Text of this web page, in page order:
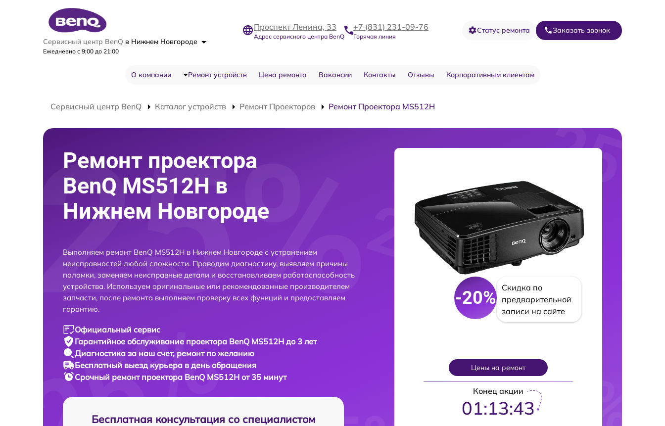
Сервисный центр BenQ в Нижнем Новгороде
Ежедневно с 9:00 до 21:00
Проспект Ленина, 33
Адрес сервисного центра BenQ
+7 (831) 231-09-76
Горячая линия
Статус ремонта Заказать звонок
О компании Ремонт устройств Цена ремонта Вакансии Контакты Отзывы Корпоративным клиентам
Сервисный центр BenQ Каталог устройств Ремонт Проекторов Ремонт Проектора MS512H
Ремонт проектора
BenQ MS512H в
Нижнем Новгороде
Выполняем ремонт BenQ MS512H в Нижнем Новгороде с устранением
неисправностей любой сложности. Проводим диагностику, выявляем причины
поломки, заменяем неисправные детали и восстанавливаем работоспособность
устройства. Используем оригинальные или рекомендованные производителем
запчасти, после ремонта выполняем проверку всех функций и предоставляем
гарантию.
Официальный сервис
Гарантийное обслуживание проектора BenQ MS512H до 3 лет
Диагностика за наш счет, ремонт по желанию
Бесплатный выезд курьера в день обращения
Срочный ремонт проектора BenQ MS512H от 35 минут
Бесплатная консультация со специалистом
-20%
Скидка по
предварительной
записи на сайте
Цены на ремонт
Конец акции
01:13:42